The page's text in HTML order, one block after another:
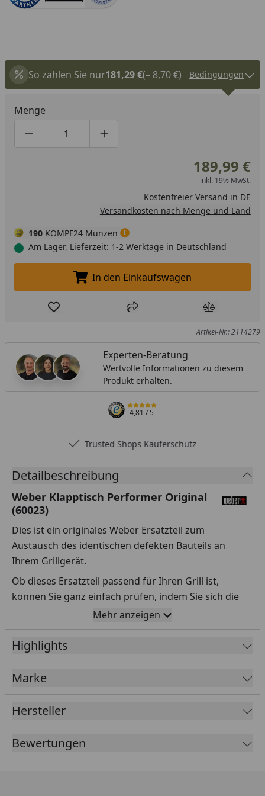
So zahlen Sie nur181,29 €(– 8,70 €) Bedingungen
Menge
Produktmenge um eins verringern
Produktmenge manuell eingeben
Produktmenge um eins erhöhen
189,99 €
inkl. 19% MwSt.
Kostenfreier Versand in DE
Versandkosten nach Menge und Land
190 KÖMPF24 Münzen
Am Lager, Lieferzeit: 1-2 Werktage in Deutschland
In den Einkaufswagen legen
In den Einkaufswagen
Produkt zur Wunschliste hinzufügen
Teilen Produkt
Artikel-Nr.: 2114279
Experten-Beratung
Wertvolle Informationen zu diesem
Produkt erhalten.
4,81/ 5
Trusted Shops Käuferschutz
Detailbeschreibung
Weber Klapptisch Performer Original
(60023)
Dies ist ein originales Weber Ersatzteil zum
Austausch des identischen defekten Bauteils an
Ihrem Grillgerät.
Ob dieses Ersatzteil passend für Ihren Grill ist,
können Sie ganz einfach prüfen, indem Sie sich die
Explosionszeichnung Ihres Grills anschauen und dort
das betreffende Teil heraussuchen.
Über die Seriennummer Ihres Grillgeräts kommen Sie
ganz einfach zur passenden Explosionszeichnung.
Geben Sie dafür die Seriennummer
Sollte Ihnen nicht bekannt sein, wo Sie die
Seriennummer finden, klicken Sie bitteHIER.
Mehr anzeigen
Highlights
Marke
Hersteller
Bewertungen